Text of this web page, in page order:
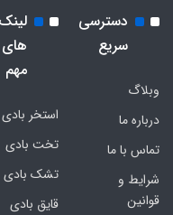
دسترسی
سریع
وبلاگ
درباره ما
تماس با ما
شرایط و
قوانین
لینک
های
مهم
استخر بادی
تخت بادی
تشک بادی
قایق بادی